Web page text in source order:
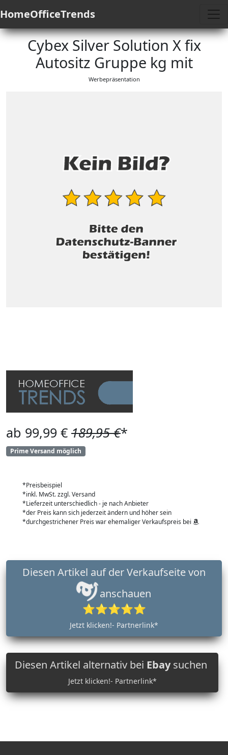
HomeOfficeTrends
Cybex Silver Solution X fix
Autositz Gruppe kg mit
Werbepräsentation
ab 99,99 € 189,95 €*
Prime Versand möglich
*Preisbeispiel
*inkl. MwSt. zzgl. Versand
*Lieferzeit unterschiedlich - je nach Anbieter
*der Preis kann sich jederzeit ändern und höher sein
*durchgestrichener Preis war ehemaliger Verkaufspreis bei
anschauen
⭐⭐⭐⭐⭐
Jetzt klicken!- Partnerlink*
Diesen Artikel alternativ bei Ebaysuchen
Jetzt klicken!- Partnerlink*